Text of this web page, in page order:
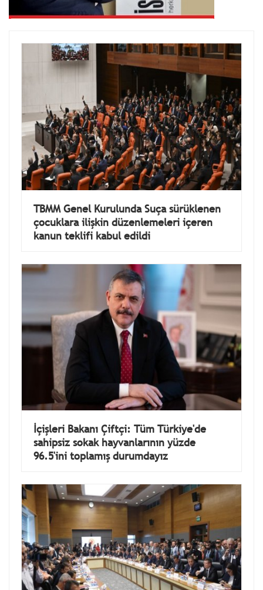
TBMM Genel Kurulunda Suça sürüklenen
çocuklara ilişkin düzenlemeleri içeren
kanun teklifi kabul edildi
İçişleri Bakanı Çiftçi: Tüm Türkiye'de
sahipsiz sokak hayvanlarının yüzde
96.5'ini toplamış durumdayız